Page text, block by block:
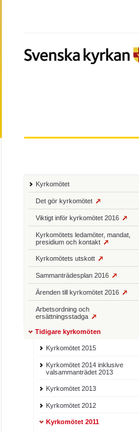
Kyrkomötet
Det gör kyrkomötet
Viktigt inför kyrkomötet 2016
Kyrkomötets ledamöter, mandat,
presidium och kontakt
Kyrkomötets utskott
Sammanträdesplan 2016
Ärenden till kyrkomötet 2016
Arbetsordning och
ersättningsstadga
Tidigare kyrkomöten
Kyrkomötet 2015
Kyrkomötet 2014 inklusive
valsammanträdet 2013
Kyrkomötet 2013
Kyrkomötet 2012
Kyrkomötet 2011